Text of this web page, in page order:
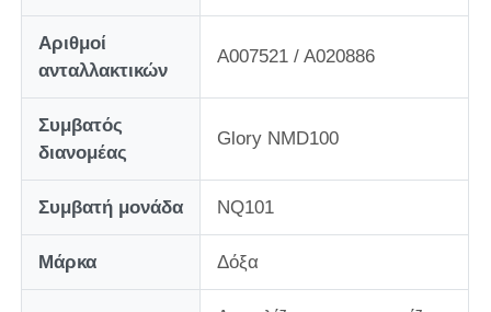
Ποιοτικός έλεγχος
επαφή
Νέα
Όλες οι περιπτώσεις
Αριθμοί
ανταλλακτικών
A007521 / A020886
Συμβατός
διανομέας
Glory NMD100
Συμβατή μονάδα NQ101
Μάρκα Δόξα